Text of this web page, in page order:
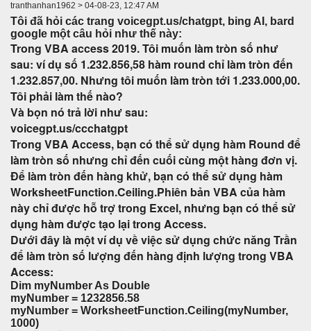
tranthanhan1962 > 04-08-23, 12:47 AM
Tôi đã hỏi các trang voicegpt.us/chatgpt, bing AI, bard
google một câu hỏi như thế này:
Trong VBA access 2019. Tôi muốn làm tròn số như
sau: ví dụ số 1.232.856,58 hàm round chỉ làm tròn đến
1.232.857,00. Nhưng tôi muốn làm tròn tới 1.233.000,00.
Tôi phải làm thế nào?
Và bọn nó trả lời như sau:
voicegpt.us/ccchatgpt
Trong VBA Access, bạn có thể sử dụng hàm Round để
làm tròn số nhưng chỉ đến cuối cùng một hàng đơn vị.
Để làm tròn đến hàng khử, bạn có thể sử dụng hàm
WorksheetFunction.Ceiling.Phiên bản VBA của hàm
này chỉ được hỗ trợ trong Excel, nhưng bạn có thể sử
dụng hàm được tạo lại trong Access.
Dưới đây là một ví dụ về việc sử dụng chức năng Trần
để làm tròn số lượng đến hàng định lượng trong VBA
Access:
Dim myNumber As Double
myNumber = 1232856.58
myNumber = WorksheetFunction.Ceiling(myNumber,
1000)